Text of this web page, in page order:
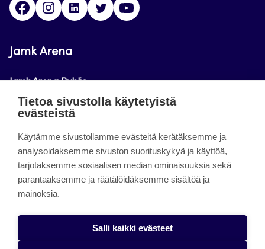
Jamk Arena
Jamk Arena Public
Jamk Arena Pro
Tietoa sivustosta
Saavutettavuusseloste
Alasottoilmoitus
Tietoa sivustolla käytetyistä
evästeistä
Käytämme sivustollamme evästeitä kerätäksemme ja
analysoidaksemme sivuston suorituskykyä ja käyttöä,
tarjotaksemme sosiaalisen median ominaisuuksia sekä
parantaaksemme ja räätälöidäksemme sisältöä ja
mainoksia.
Salli kaikki evästeet